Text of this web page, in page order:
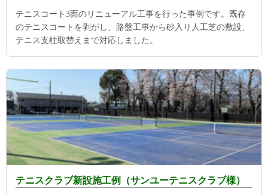
テニスコート3面のリニューアル工事を行った事例です。既存
のテニスコートを剥がし、路盤工事から砂入り人工芝の敷設、
テニス支柱取替えまで対応しました。
テニスクラブ新設施工例（サンユーテニスクラブ様）